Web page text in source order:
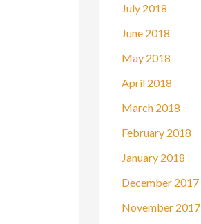
July 2018
June 2018
May 2018
April 2018
March 2018
February 2018
January 2018
December 2017
November 2017